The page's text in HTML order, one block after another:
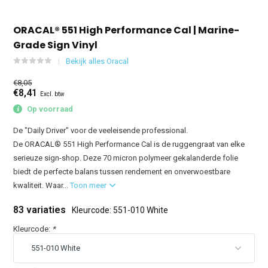
ORACAL® 551 High Performance Cal | Marine-
Grade Sign Vinyl
Bekijk alles Oracal
€8,05
€8,41 Excl. btw
Op voorraad
De "Daily Driver" voor de veeleisende professional.
De ORACAL® 551 High Performance Cal is de ruggengraat van elke
serieuze sign-shop. Deze 70 micron polymeer gekalanderde folie
biedt de perfecte balans tussen rendement en onverwoestbare
kwaliteit. Waar...Toon meer
83 variaties Kleurcode: 551-010 White
Kleurcode: *